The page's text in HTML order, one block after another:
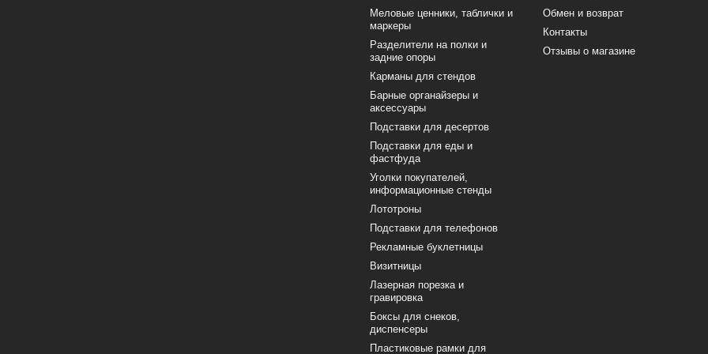
Меловые ценники, таблички и
маркеры
Разделители на полки и
задние опоры
Карманы для стендов
Барные органайзеры и
аксессуары
Подставки для десертов
Подставки для еды и
фастфуда
Уголки покупателей,
информационные стенды
Лототроны
Подставки для телефонов
Рекламные буклетницы
Визитницы
Лазерная порезка и
гравировка
Боксы для снеков,
диспенсеры
Пластиковые рамки для
Обмен и возврат
Контакты
Отзывы о магазине